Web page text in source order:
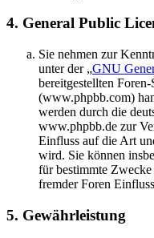
4. General Public
Sie nehmen zur
unter der „GNU
bereitgestellten
(www.phpbb.com)
werden durch die
www.phpbb.de zur
Einfluss auf die Art
wird. Sie können
für bestimmte
fremder Foren
5. Gewährleistung